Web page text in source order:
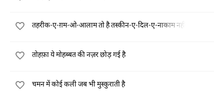
तहरीक-ए-ग़म-ओ-आलाम तो है तस्कीन-ए-दिल-ए-नाकाम नहीं
तोहफ़ा ये मोहब्बत की नज़र छोड़ गई है
चमन में कोई कली जब भी मुस्कुराती है